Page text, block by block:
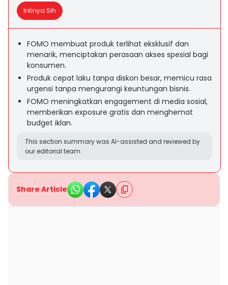
Intinya Sih
FOMO membuat produk terlihat eksklusif dan
menarik, menciptakan perasaan akses spesial bagi
konsumen.
Produk cepat laku tanpa diskon besar, memicu rasa
urgensi tanpa mengurangi keuntungan bisnis.
FOMO meningkatkan engagement di media sosial,
memberikan exposure gratis dan menghemat
budget iklan.
This section summary was AI-assisted and reviewed by
our editorial team.
Share Article